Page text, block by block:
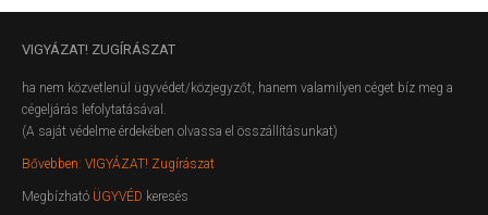
VIGYÁZAT! ZUGÍRÁSZAT
ha nem közvetlenül ügyvédet/közjegyzőt, hanem valamilyen céget bíz meg a
cégeljárás lefolytatásával.
(A saját védelme érdekében olvassa el összállításunkat)
Bővebben: VIGYÁZAT! Zugírászat
Megbízható ÜGYVÉD keresés